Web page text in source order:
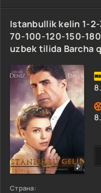
Istanbullik kelin 1-
70-100-120-150-
uzbek tilida Barcha
Страна: